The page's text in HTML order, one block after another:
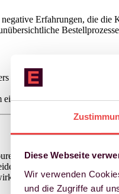
Diese Webseite
Wir verwenden
und die Zugriffe auf
Erfahrungen, die
bedeutsame Touchpoints,
Kunde ein neues Produkt
in den Köpfen der
sein kann einen
können.